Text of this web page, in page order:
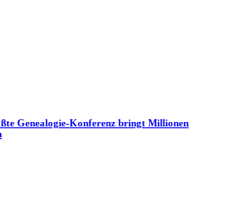
Genealogie-Konferenz bringt Millionen